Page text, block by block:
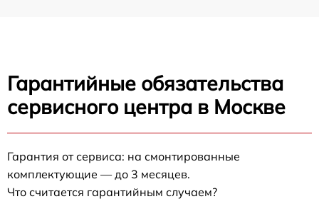
Гарантийные обязательства
сервисного центра в Москве
Гарантия от сервиса: на смонтированные
комплектующие — до 3 месяцев.
Что считается гарантийным случаем?